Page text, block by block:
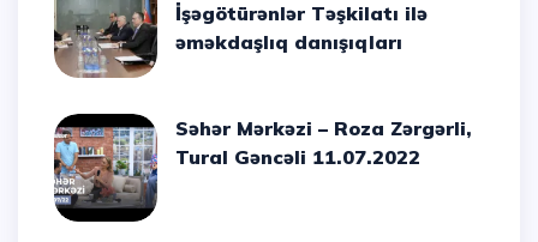
İşəgötürənlər Təşkilatı ilə
əməkdaşlıq danışıqları
Səhər Mərkəzi – Roza Zərgərli,
Tural Gəncəli 11.07.2022